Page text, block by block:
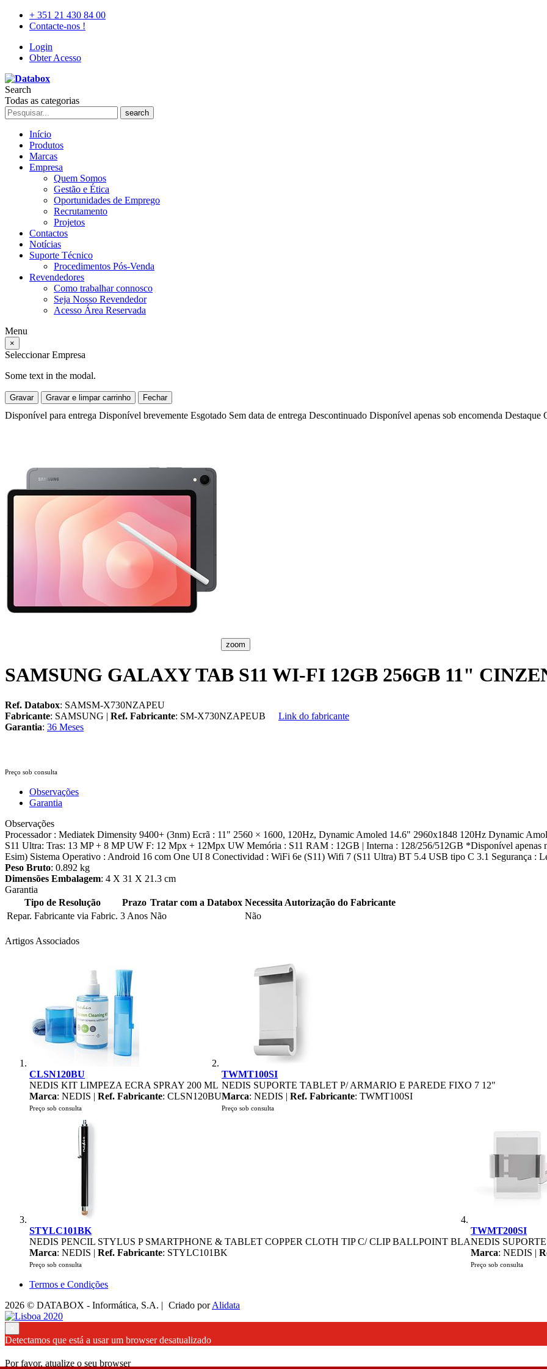
+ 351 21 430 84 00
Contacte-nos !
Login
Obter Acesso
Search
Todas as categorias
search
Início
Produtos
Marcas
Empresa
Quem Somos
Gestão e Ética
Oportunidades de Emprego
Recrutamento
Projetos
Contactos
Notícias
Suporte Técnico
Procedimentos Pós-Venda
Revendedores
Como trabalhar connosco
Seja Nosso Revendedor
Acesso Área Reservada
Menu
×
Seleccionar Empresa
Some text in the modal.
Gravar Gravar e limpar carrinho Fechar
Disponível para entrega Disponível brevemente Esgotado Sem data de entrega Descontinuado Disponível apenas sob encomenda Destaque
zoom
SAMSUNG GALAXY TAB S11 WI-FI 12GB 256GB 11"
Ref. Databox: SAMSM-X730NZAPEU
Fabricante: SAMSUNG | Ref. Fabricante: SM-X730NZAPEUB
Link do fabricante
Garantia: 36 Meses
Preço sob consulta
Observações
Garantia
Observações
Processador : Mediatek Dimensity 9400+ (3nm) Ecrã : 11" 2560 × 1600, 120Hz, Dynamic Amoled 14.6" 2960x1848 120Hz Dynamic
S11 Ultra: Tras: 13 MP + 8 MP UW F: 12 Mpx + 12Mpx UW Memória : S11 RAM : 12GB | Interna : 128/256/512GB *Disponível apenas
Esim) Sistema Operativo : Android 16 com One UI 8 Conectividad : WiFi 6e (S11) Wifi 7 (S11 Ultra) BT 5.4 USB tipo C 3.1 Segurança :
Peso Bruto: 0.892 kg
Dimensões Embalagem: 4 X 31 X 21.3 cm
Garantia
Tipo de Resolução
Prazo Tratar com a Databox Necessita Autorização do Fabricante
Repar. Fabricante via Fabric. 3 Anos Não Não
Artigos Associados
CLSN120BU
NEDIS KIT LIMPEZA ECRA SPRAY 200 ML
Marca: NEDIS | Ref. Fabricante: CLSN120BU
Preço sob consulta
TWMT100SI
NEDIS SUPORTE TABLET P/ ARMARIO E PAREDE FIXO 7 12"
Marca: NEDIS | Ref. Fabricante: TWMT100SI
Preço sob consulta
STYLC101BK
NEDIS PENCIL STYLUS P SMARTPHONE & TABLET COPPER CLOTH TIP C/ CLIP BALLPOINT BLA
Marca: NEDIS | Ref. Fabricante: STYLC101BK
Preço sob consulta
TWMT200SI
NEDIS
Marca: NEDIS |
Preço sob consulta
Termos e Condições
2026 © DATABOX - Informática, S.A. | Criado porAlidata
Detectamos que está a usar um browser desatualizado
Por favor, atualize o seu browser